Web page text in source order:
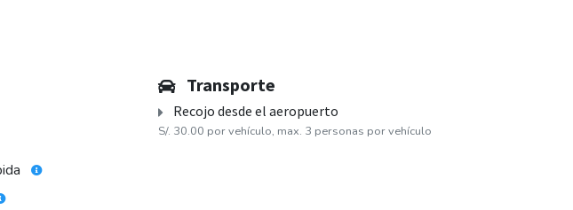
Transporte
Recojo desde el aeropuerto
S/. 30.00 por vehículo, max. 3 personas por vehículo